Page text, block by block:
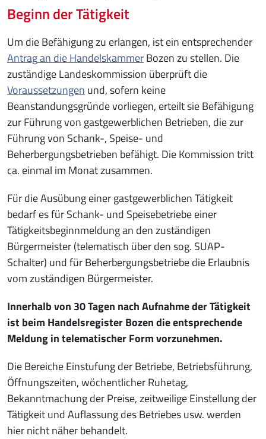
Beginn der Tätigkeit
Um die Befähigung zu erlangen, ist ein entsprechender
Antragan die HandelskammerBozen zu stellen. Die
zuständige Landeskommission überprüft die
Voraussetzungen und, sofern keine
Beanstandungsgründe vorliegen, erteilt sie Befähigung
zur Führung von gastgewerblichen Betrieben, die zur
Führung von Schank-, Speise- und
Beherbergungsbetrieben befähigt. Die Kommission tritt
ca. einmal im Monat zusammen.
Für die Ausübung einer gastgewerblichen Tätigkeit
bedarf es für Schank- und Speisebetriebe einer
Tätigkeitsbeginnmeldung an den zuständigen
Bürgermeister (telematisch über den sog. SUAP-
Schalter) und für Beherbergungsbetriebe die Erlaubnis
vom zuständigen Bürgermeister.
Innerhalb von 30 Tagen nach Aufnahme der Tätigkeit
ist beim Handelsregister Bozen die entsprechende
Meldung in telematischer Form vorzunehmen.
Die Bereiche Einstufung der Betriebe, Betriebsführung,
Öffnungszeiten, wöchentlicher Ruhetag,
Bekanntmachung der Preise, zeitweilige Einstellung der
Tätigkeit und Auflassung des Betriebes usw. werden
hier nicht näher behandelt.